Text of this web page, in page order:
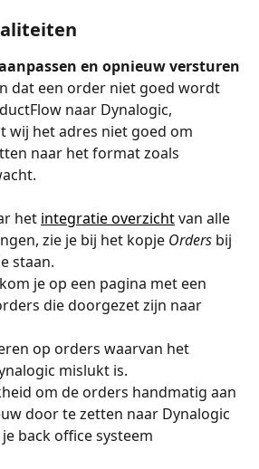
en opnieuw versturen
dat een order niet goed wordt
naar Dynalogic,
wij het adres niet goed om
naar het format zoals
het integratie overzicht van alle
zie je bij het kopje Orders bij
staan.
je op een pagina met een
die doorgezet zijn naar
op orders waarvan het
mislukt is.
om de orders handmatig aan
door te zetten naar Dynalogic
back office systeem